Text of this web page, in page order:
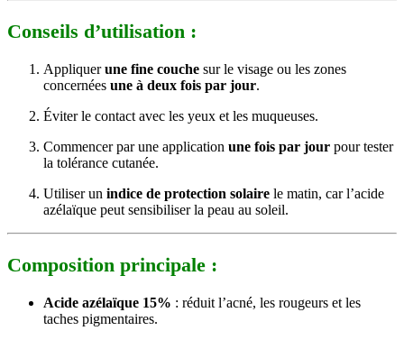
Conseils d’utilisation :
Appliquerune fine couche sur le visage ou les zones
concernées une à deux fois par jour.
Éviter le contact avec les yeux et les muqueuses.
Commencer par une application une fois par jour pour tester
la tolérance cutanée.
Utiliser un indice de protection solaire le matin, car l’acide
azélaïque peut sensibiliser la peau au soleil.
Composition principale :
Acide azélaïque 15% : réduit l’acné, les rougeurs et les
taches pigmentaires.